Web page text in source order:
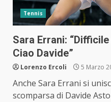
Tennis
Sara Errani:
Ciao Davide”
Lorenzo Ercoli 5 Marzo
Anche Sara Errani si
scomparsa di Davide